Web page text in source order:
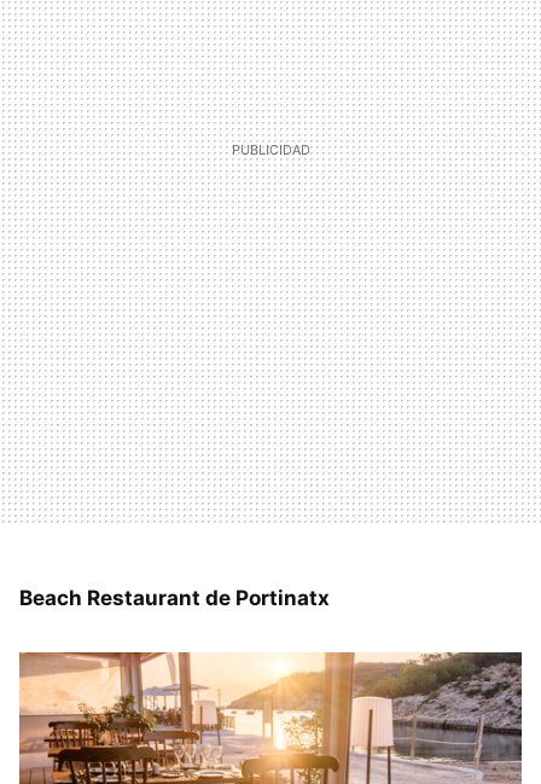
Beach Restaurant de Portinatx